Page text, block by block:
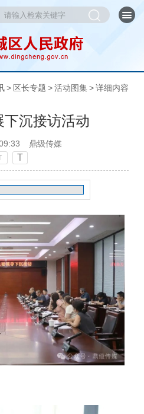
> 区长专题 > 活动图集 > 详细内容
沉接访活动
鼎级传媒
T